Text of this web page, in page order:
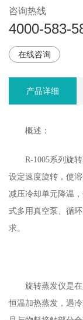
咨询热线
4000-583-
在线咨询
产品详细
概述：
R-1005系列旋转
设定速度旋转，使
减压冷却单元降温
式多用真空泵、循
求。
旋转蒸发仪是在
恒温加热蒸发，遇